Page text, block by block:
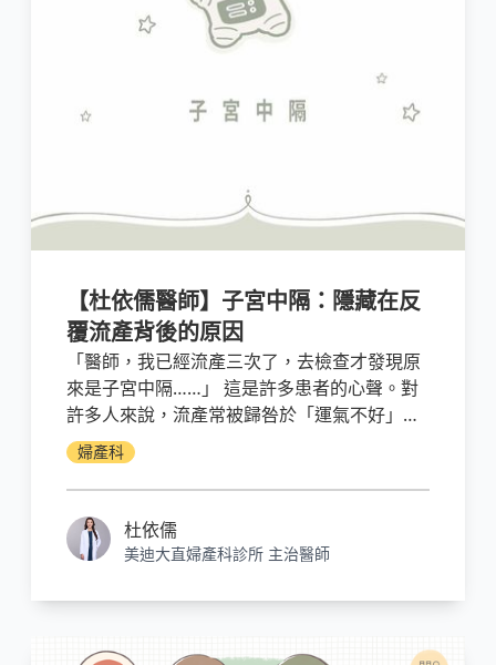
【杜依儒醫師】子宮中隔：隱藏在反
覆流產背後的原因
「醫師，我已經流產三次了，去檢查才發現原
來是子宮中隔……」 這是許多患者的心聲。對
許多人來說，流產常被歸咎於「運氣不好」，
但其實背後可能有一個潛藏的原因—— 子宮中
隔。
婦產科
杜依儒
美迪大直婦產科診所 主治醫師